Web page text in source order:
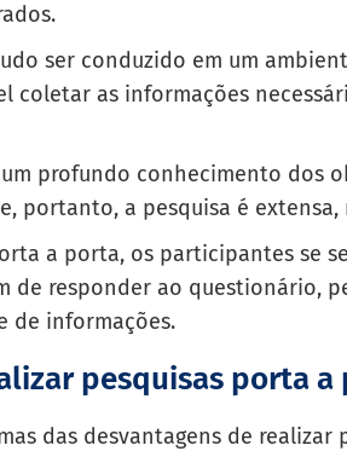
ser conduzido em um
coletar as informações
profundo conhecimento dos
portanto, a pesquisa é extensa,
a porta, os participantes se
de responder ao questionário,
de informações.
pesquisas porta
das desvantagens de